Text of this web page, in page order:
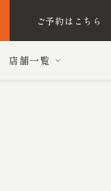
ご予約はこちら
店舗一覧